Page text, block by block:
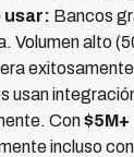
usar: Bancos
Volumen alto
usan
Con
incluso